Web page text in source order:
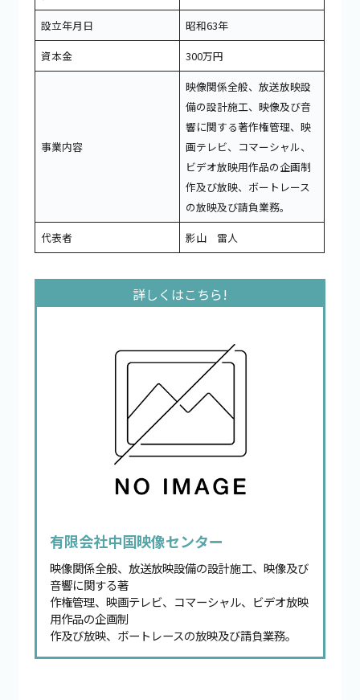
設立年月日
昭和63年
資本金
300万円
事業内容
映像関係全般、放送放映設
備の設計施工、映像及び音
響に関する著作権管理、映
画テレビ、コマーシャル、
ビデオ放映用作品の企画制
作及び放映、ボートレース
の放映及び請負業務。
代表者
影山 雷人
有限会社中国映像センター
映像関係全般、放送放映設備の設計施工、映像及び
音響に関する著
作権管理、映画テレビ、コマーシャル、ビデオ放映
用作品の企画制
作及び放映、ボートレースの放映及び請負業務。